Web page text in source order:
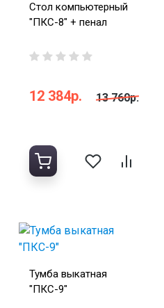
Стол компьютерный
"ПКС-8" + пенал
12 384р. 13 760р.
Тумба выкатная
"ПКС-9"